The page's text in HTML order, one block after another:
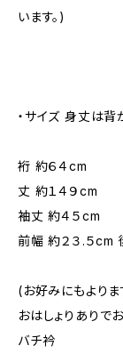
います。)
・サイズ 身丈は背
裄 約６４cm
丈 約１４９cm
袖丈 約４５cm
前幅 約２３.５
(お好みにもより
おはしょりありで
バチ衿